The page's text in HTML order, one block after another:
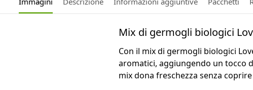
Mix di germogli biologici
Con il mix di germogli biologici
aromatici, aggiungendo un tocco
mix dona freschezza senza